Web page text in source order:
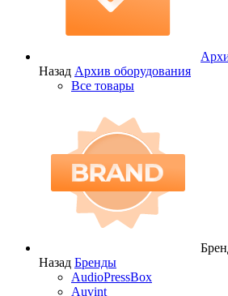
Назад Архив оборудования
Все товары
Назад Бренды
AudioPressBox
Auvint